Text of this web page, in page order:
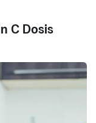
C Dosis